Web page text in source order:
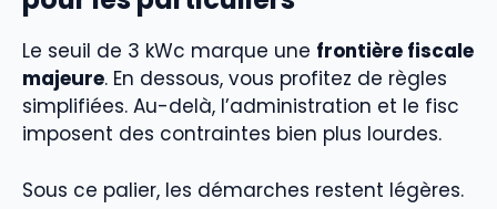
Le seuil de 3 kWc marque une frontière fiscale
majeure. En dessous, vous profitez de règles
simplifiées. Au-delà, l’administration et le fisc
imposent des contraintes bien plus lourdes.
Sous ce palier, les démarches restent légères.